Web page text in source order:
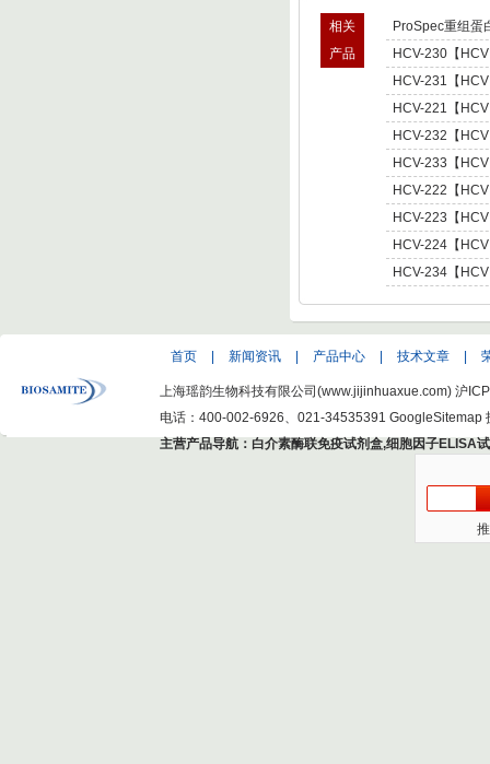
相关
产品
ProSpec重组蛋
HCV-230【
型肝炎病毒
Hepatitis C
HCV-231【
型肝炎病毒
Hepatitis C
HCV-221【
肝炎病毒NS5,
C Virus NS5
HCV-232【
型肝炎病毒
Hepatitis C
HCV-233【
型肝炎病毒
Hepatitis C
HCV-222【
肝炎病毒NS5,
C Virus NS5
HCV-223【
肝炎病毒NS5,
C Virus NS5
HCV-224【
肝炎病毒NS5,
HCV-234【
Hepatitis C Virus
首页 新闻资讯 产品中心 技术文章
上海瑶韵生物科技有限公司(www.jijinhuaxue.com) 沪
电话：400-002-6926、021-34535391 GoogleSitemap
主营产品导航： 白介素酶联免疫试剂盒,细胞因子ELISA